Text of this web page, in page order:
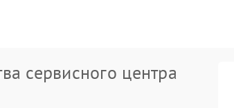
сервисного центра